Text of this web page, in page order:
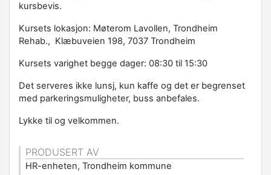
kursbevis.
Kursets lokasjon: Møterom Lavollen, Trondheim
Rehab., Klæbuveien 198, 7037 Trondheim
Kursets varighet begge dager: 08:30 til 15:30
Det serveres ikke lunsj, kun kaffe og det er begrenset
med parkeringsmuligheter, buss anbefales.
Lykke til og velkommen.
PRODUSERT AV
HR-enheten, Trondheim kommune